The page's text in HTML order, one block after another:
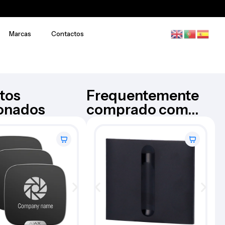
Marcas Contactos
BULLETCAM-5-0400-B
Iva Inc.
Frequentemente
comprado com...